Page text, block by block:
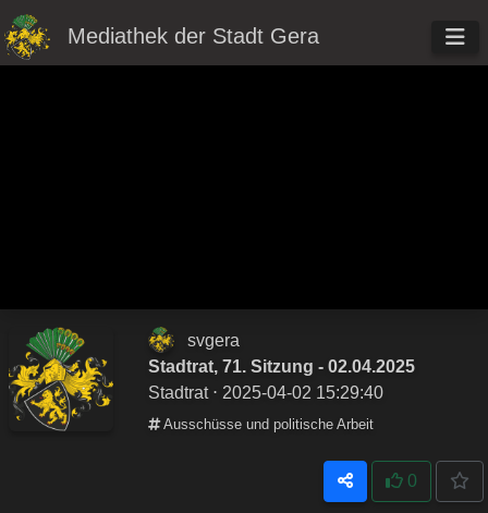
Mediathek der Stadt Gera
svgera
Stadtrat, 71. Sitzung - 02.04.2025
Stadtrat⋅ 2025-04-02 15:29:40
Ausschüsse und politische Arbeit
0